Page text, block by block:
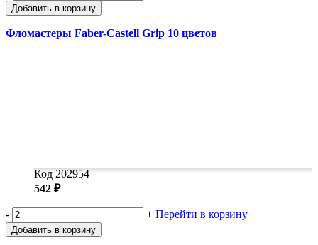
Добавить в корзину
Фломастеры Faber-Castell Grip 10 цветов
Код 202954
542 ₽
- + Перейти в корзину
Добавить в корзину